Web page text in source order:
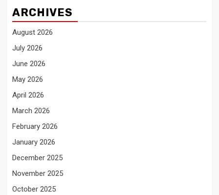
ARCHIVES
August 2026
July 2026
June 2026
May 2026
April 2026
March 2026
February 2026
January 2026
December 2025
November 2025
October 2025